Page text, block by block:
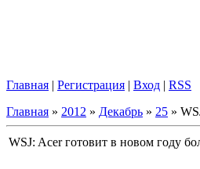
Главная | Регистрация | Вход | RSS
Главная » 2012 » Декабрь » 25 »
WSJ: Acer готовит в новом году